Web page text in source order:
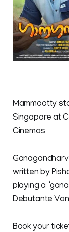
Mammootty
Singapore at
Cinemas
written by
playing a
Debutante
Book your